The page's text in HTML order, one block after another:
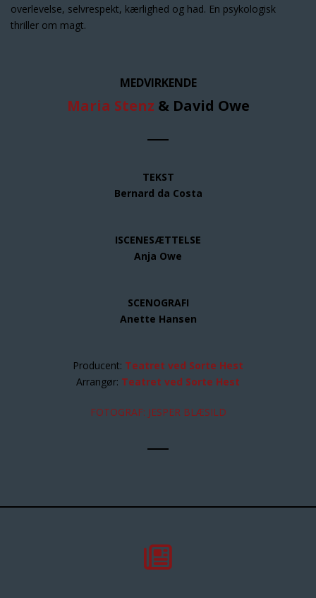
overlevelse, selvrespekt, kærlighed og had. En psykologisk
thriller om magt.
MEDVIRKENDE
Maria Stenz & David Owe
TEKST
Bernard da Costa
ISCENESÆTTELSE
Anja Owe
SCENOGRAFI
Anette Hansen
Producent: Teatret ved Sorte Hest
Arrangør: Teatret ved Sorte Hest
FOTOGRAF: JESPER BLÆSILD